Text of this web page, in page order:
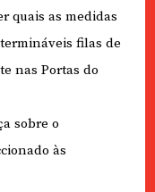
quais as medidas
filas de
nas Portas do
sobre o
às